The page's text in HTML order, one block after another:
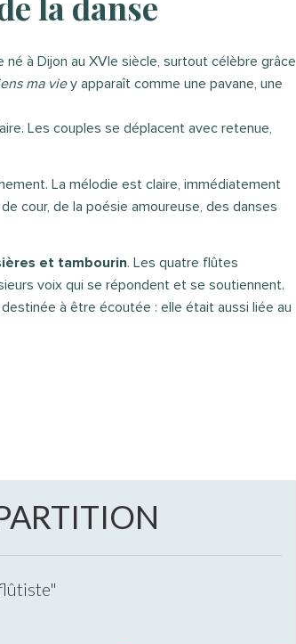
né à Dijon au XVIe siècle, surtout célèbre grâce
ma viey apparaît comme une pavane, une
Les couples se déplacent avec retenue,
La mélodie est claire, immédiatement
cour, de la poésie amoureuse, des danses
et tambourin. Les quatre flûtes
voix qui se répondent et se soutiennent.
à être écoutée : elle était aussi liée au